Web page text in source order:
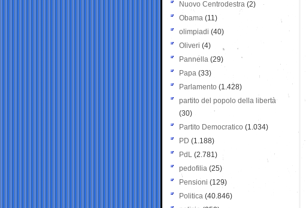
Nuovo Centrodestra (2)
Obama (11)
olimpiadi (40)
Oliveri (4)
Pannella (29)
Papa (33)
Parlamento (1.428)
partito del popolo della libertà
(30)
Partito Democratico (1.034)
PD (1.188)
PdL (2.781)
pedofilia (25)
Pensioni (129)
Politica (40.846)